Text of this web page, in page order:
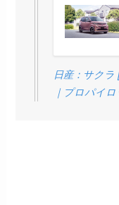
日産：サクラ
｜プロパイ